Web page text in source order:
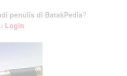
penulis di BatakPedia?
Login